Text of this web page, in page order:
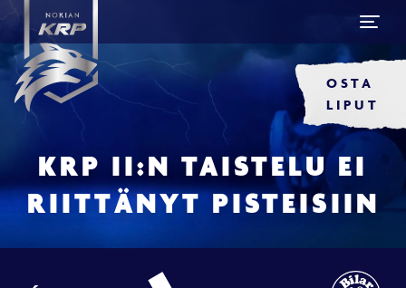
OSTA
LIPUT
KRP II:N TAISTELU EI
RIITTÄNYT PISTEISIIN